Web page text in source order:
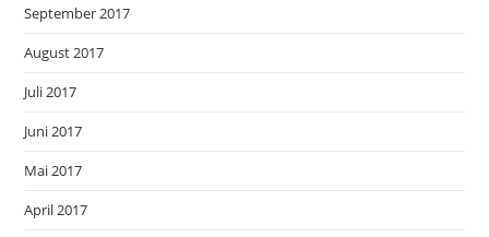
September 2017
August 2017
Juli 2017
Juni 2017
Mai 2017
April 2017